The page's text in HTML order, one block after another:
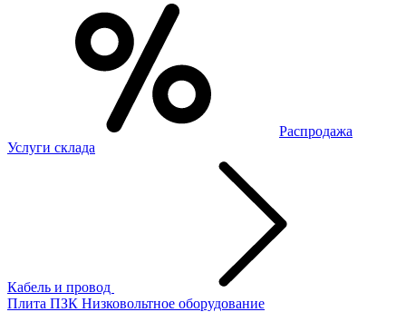
Распродажа
Услуги склада
Кабель и провод
Плита ПЗК Низковольтное оборудование